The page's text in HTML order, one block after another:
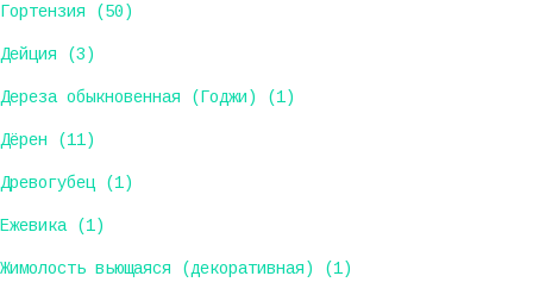
Гортензия (50)
Дейция (3)
Дереза обыкновенная (Годжи) (1)
Дёрен (11)
Древогубец (1)
Ежевика (1)
Жимолость вьющаяся (декоративная) (1)